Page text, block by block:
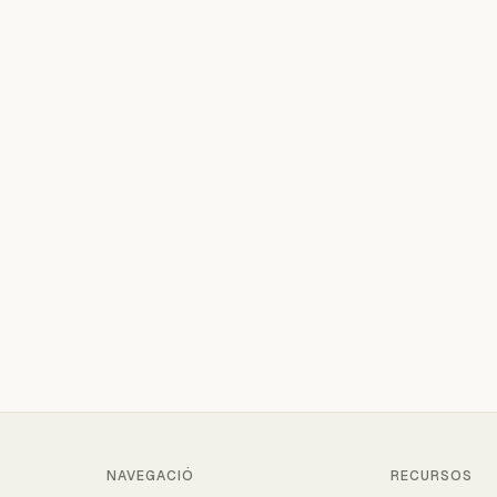
NAVEGACIÓ RECURSOS